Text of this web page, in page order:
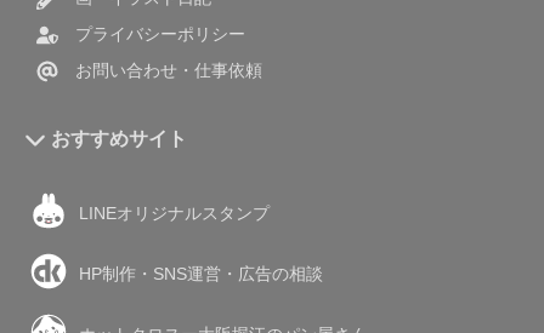
プライバシーポリシー
お問い合わせ・仕事依頼
おすすめサイト
LINEオリジナルスタンプ
HP制作・SNS運営・広告の相談